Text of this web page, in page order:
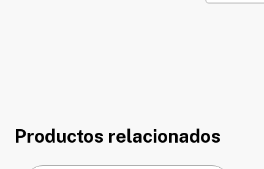
Productos relacionados